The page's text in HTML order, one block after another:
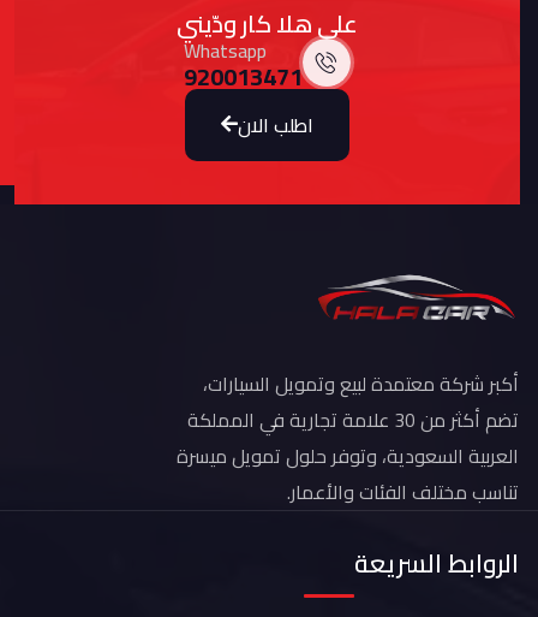
على هلا كار ودّيني
Whatsapp
920013471
اطلب الان
أكبر شركة معتمدة لبيع وتمويل السيارات،
تضم أكثر من 30 علامة تجارية في المملكة
العربية السعودية، وتوفر حلول تمويل ميسرة
تناسب مختلف الفئات والأعمار.
الروابط السريعة